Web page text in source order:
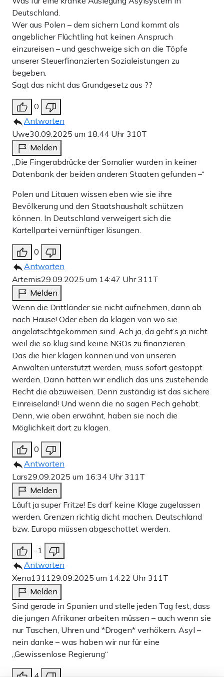
Deutschland.
Wer aus Polen – dem sichern Land kommt als
angeblicher Flüchtling hat keinen Anspruch
einzureisen – und geschweige sich an die Töpfe
unserer Steuerfinanzierten Sozialeistungen zu
begeben.
Sagt das nicht das Grundgesetz aus ??
0
Antworten
Uwe30.09.2025 um 18:44 Uhr310T
Melden
„Die Fingerabdrücke der Somalier wurden in keiner
Datenbank der beiden anderen Staaten gefunden –“
Polen und Litauen wissen eben wie sie ihre
Bevölkerung und den Staatshaushalt schützen
können. In Deutschland verweigert sich die
Kartellpartei vernünftiger lösungen.
0
Antworten
Artemis29.09.2025 um 14:47 Uhr311T
Melden
Wenn die Drittländer sie nicht aufnehmen, dann ab
nach Hause! Oder eben da klagen von wo sie
angelatschtgekommen sind. Ach ja, da geht’s ja nicht
weil die so klug sind keine NGOs zu finanzieren.
Das die hier klagen können und von unseren
Anwälten unterstützt werden, muss sofort gestoppt
werden. Dann hätten wir endlich das uns zustehende
Recht die abzuweisen. Denn zuständig ist das sichere
Einreiseland! Und wenn die no sagen Pech gehabt.
Denn, wie oben erwähnt, haben sie noch die
Möglichkeit dort zu klagen.
0
Antworten
Lars29.09.2025 um 16:34 Uhr311T
Melden
Läuft ja super Fritze! Es darf keine Klage zugelassen
werden. Grenzen richtig dicht machen. Deutschland
bzw. Europa müssen abgeschottet werden.
-1
Antworten
Xena131129.09.2025 um 14:22 Uhr311T
Melden
Sind gerade in Spanien und stelle jeden Tag fest, dass
die jungen Afrikaner arbeiten müssen – auch wenn sie
nur Taschen, Uhren und *Drogen* verhökern. Asyl –
nein danke – was haben wir nur für eine
„Gewissenlose Regierung“